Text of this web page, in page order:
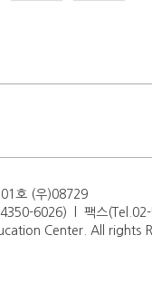
호 (우)08729
6026) l 팩스
Center. All rights